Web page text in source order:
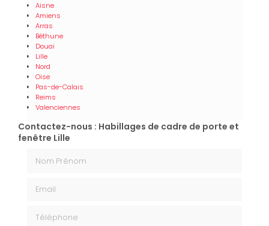
Aisne
Amiens
Arras
Béthune
Douai
Lille
Nord
Oise
Pas-de-Calais
Reims
Valenciennes
Contactez-nous : Habillages de cadre de porte et
fenêtre Lille